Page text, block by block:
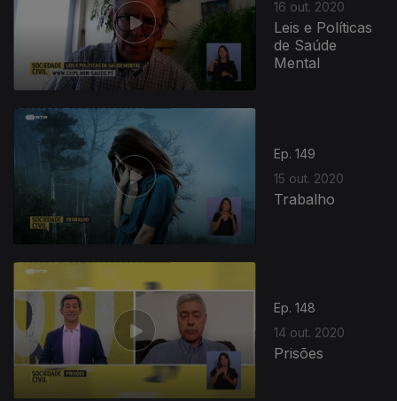
16 out. 2020
Leis e Políticas
de Saúde
Mental
Ep. 149
15 out. 2020
Trabalho
Ep. 148
14 out. 2020
Prisões